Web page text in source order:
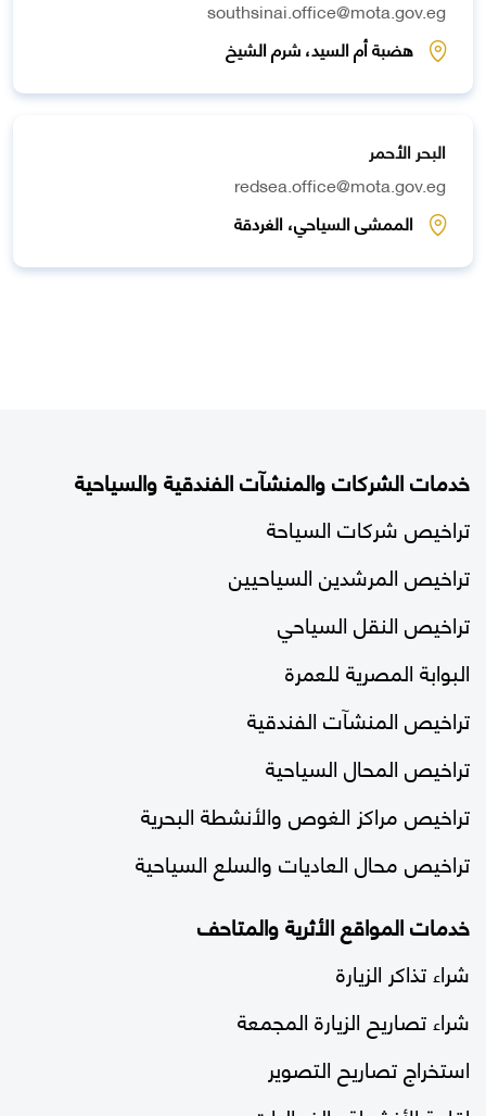
southsinai.office@mota.gov.eg
هضبة أم السيد، شرم الشيخ
البحر الأحمر
redsea.office@mota.gov.eg
الممشى السياحي، الغردقة
خدمات الشركات والمنشآت الفندقية والسياحية
تراخيص شركات السياحة
تراخيص المرشدين السياحيين
تراخيص النقل السياحي
البوابة المصرية للعمرة
تراخيص المنشآت الفندقية
تراخيص المحال السياحية
تراخيص مراكز الغوص والأنشطة البحرية
تراخيص محال العاديات والسلع السياحية
خدمات المواقع الأثرية والمتاحف
شراء تذاكر الزيارة
شراء تصاريح الزيارة المجمعة
استخراج تصاريح التصوير